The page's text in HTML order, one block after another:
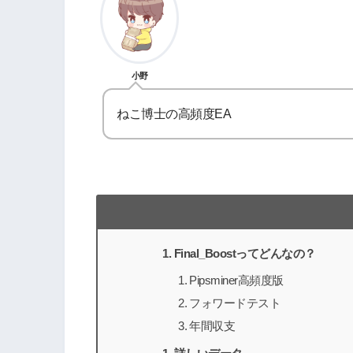
小野
ねこ博士の高頻度EA
Final_Boostってどんなの？
Pipsminer高頻度版
フォワードテスト
年間収支